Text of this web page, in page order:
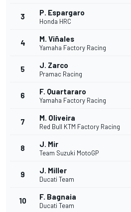
3 P. Espargaro
Honda HRC
4 M. Viñales
Yamaha Factory Racing
5 J. Zarco
Pramac Racing
6 F. Quartararo
Yamaha Factory Racing
7 M. Oliveira
Red Bull KTM Factory Racing
8 J. Mir
Team Suzuki MotoGP
9 J. Miller
Ducati Team
10 F. Bagnaia
Ducati Team